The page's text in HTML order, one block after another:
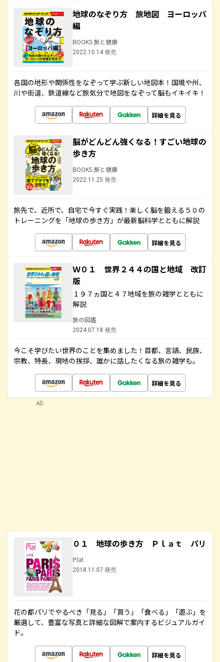
地球のなぞり方 旅地図 ヨーロッパ
編
BOOKS 旅と健康
2022.10.14 発売
各国の地形や関係性をなぞって学ぶ新しい地図本！国境や州、
川や街道、鉄道線など旅気分で地図をなぞって脳もイキイキ！
詳細を見る
脳がどんどん強くなる！すごい地球の
歩き方
BOOKS 旅と健康
2022.11.25 発売
旅先で、近所で、自宅で今すぐ実践！楽しく脳を鍛える５０の
トレーニングを「地球の歩き方」が最新脳科学とともに解説
詳細を見る
Ｗ０１ 世界２４４の国と地域 改訂
版
１９７ヵ国と４７地域を旅の雑学とともに
解説
旅の図鑑
2024.07.18 発売
今こそ学びたい世界のことを集めました！首都、言語、民族、
宗教、特長、現地の挨拶、誰かに話したくなる旅の雑学も。
詳細を見る
０１ 地球の歩き方 Ｐｌａｔ パリ
Plat
2018.11.07 発売
花の都パリでやるべき「見る」「買う」「食べる」「遊ぶ」を
厳選して、豊富な写真と詳細な図解で案内するビジュアルガイ
ド。
詳細を見る
AD